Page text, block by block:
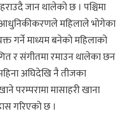
जान थालेको छ । पश्चिमा
आधुनिकीकरणले महिलाले भोगेका
गर्ने माध्यम बनेको महिलाको
र संगीतमा रमाउन थालेका छन
अघिदेखि नै तीजका
परम्परामा मासाहरी खाना
गरिएको छ ।